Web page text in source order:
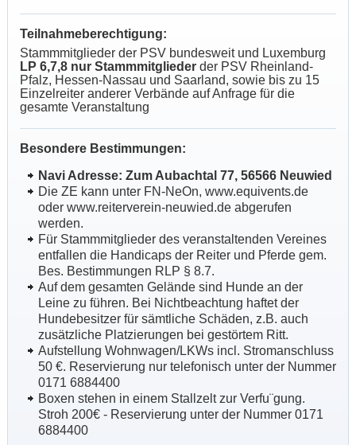
Teilnahmeberechtigung:
Stammmitglieder der PSV bundesweit und Luxemburg
LP 6,7,8 nur Stammmitglieder der PSV Rheinland-
Pfalz, Hessen-Nassau und Saarland, sowie bis zu 15
Einzelreiter anderer Verbände auf Anfrage für die
gesamte Veranstaltung
Besondere Bestimmungen:
Navi Adresse: Zum Aubachtal 77, 56566 Neuwied
Die ZE kann unter FN-NeOn, www.equivents.de
oder www.reiterverein-neuwied.de abgerufen
werden.
Für Stammmitglieder des veranstaltenden Vereines
entfallen die Handicaps der Reiter und Pferde gem.
Bes. Bestimmungen RLP § 8.7.
Auf dem gesamten Gelände sind Hunde an der
Leine zu führen. Bei Nichtbeachtung haftet der
Hundebesitzer für sämtliche Schäden, z.B. auch
zusätzliche Platzierungen bei gestörtem Ritt.
Aufstellung Wohnwagen/LKWs incl. Stromanschluss
50 €. Reservierung nur telefonisch unter der Nummer
0171 6884400
Boxen stehen in einem Stallzelt zur Verfu¨gung.
Stroh 200€ - Reservierung unter der Nummer 0171
6884400